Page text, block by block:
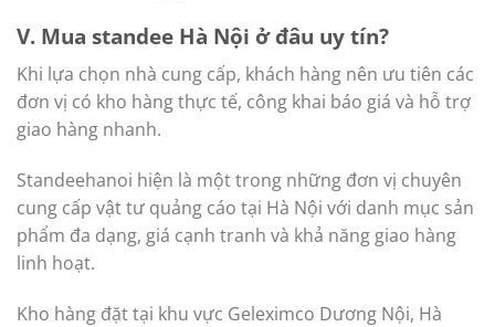
V. Mua standee Hà Nội ở đâu uy tín?
Khi lựa chọn nhà cung cấp, khách hàng nên ưu tiên các
đơn vị có kho hàng thực tế, công khai báo giá và hỗ trợ
giao hàng nhanh.
Standeehanoi hiện là một trong những đơn vị chuyên
cung cấp vật tư quảng cáo tại Hà Nội với danh mục sản
phẩm đa dạng, giá cạnh tranh và khả năng giao hàng
linh hoạt.
Kho hàng đặt tại khu vực Geleximco Dương Nội, Hà